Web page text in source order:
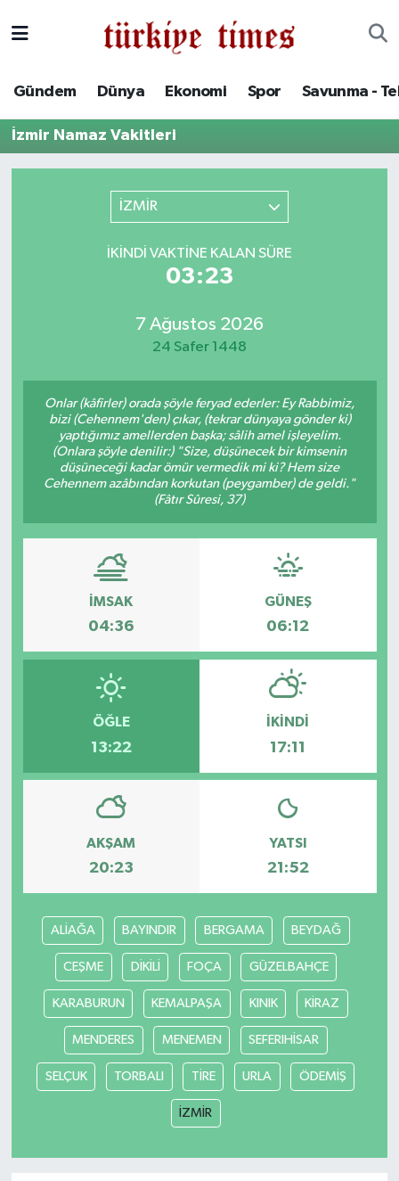
Gündem Dünya Ekonomi Spor Savunma -
İzmir Namaz Vakitleri
İZMİR
İKINDI VAKTINE KALAN SÜRE
03:23
7 Ağustos 2026
24 Safer 1448
Onlar (kâfirler) orada şöyle feryad ederler: Ey Rabbimiz,
bizi (Cehennem'den) çıkar, (tekrar dünyaya gönder ki)
yaptığımız amellerden başka; sâlih amel işleyelim.
(Onlara şöyle denilir:) "Size, düşünecek bir kimsenin
düşüneceği kadar ömür vermedik mi ki? Hem size
Cehennem azâbından korkutan (peygamber) de geldi."
(Fâtır Sûresi, 37)
İMSAK
04:36
GÜNEŞ
06:12
ÖĞLE
13:22
İKINDI
17:11
AKŞAM
20:23
YATSI
21:52
ALİAĞA BAYINDIR BERGAMA BEYDAĞ
CEŞME DİKİLİ FOÇA GÜZELBAHÇE
KARABURUN KEMALPAŞA KINIK KİRAZ
MENDERES MENEMEN SEFERIHİSAR
SELÇUK TORBALI TİRE URLA ÖDEMİŞ
İZMİR
Ekonomi
Savunma - Teknoloji
Süper Lig Puan Durumu ve Fikstür
Tüm Manşetler
Son Dakika Haberleri